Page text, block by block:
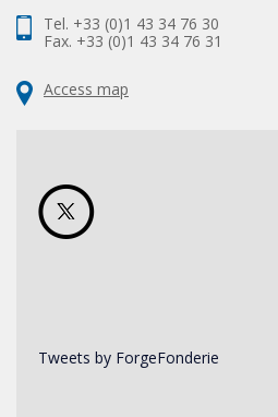
Tel. +33 (0)1 43 34 76 30
Fax. +33 (0)1 43 34 76 31
Access map
Tweets by ForgeFonderie